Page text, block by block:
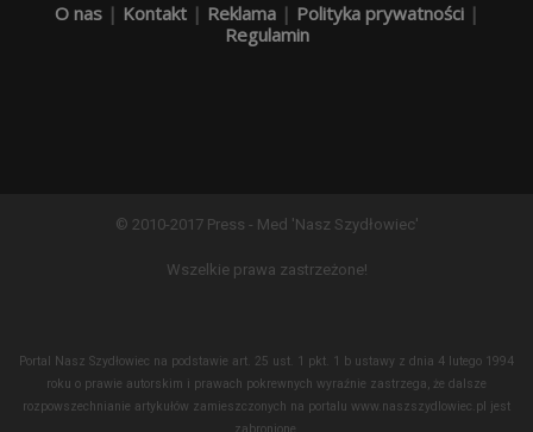
O nas| Kontakt| Reklama| Polityka prywatności|
Regulamin
© 2010-2017 Press - Med 'Nasz Szydłowiec'
Wszelkie prawa zastrzeżone!
Portal Nasz Szydłowiec na podstawie art. 25 ust. 1 pkt. 1 b ustawy z dnia 4 lutego 1994
roku o prawie autorskim i prawach pokrewnych wyraźnie zastrzega, że dalsze
rozpowszechnianie artykułów zamieszczonych na portalu www.naszszydlowiec.pl jest